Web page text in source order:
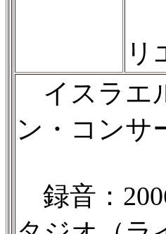
リ
イスラエ
ン・コンサ
録音：